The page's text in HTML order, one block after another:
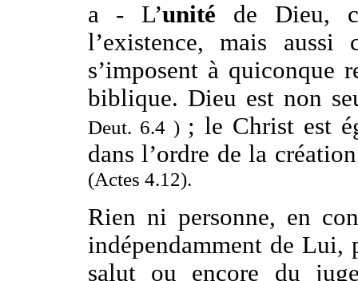
a - L’unité de Dieu,
l’existence, mais
s’imposent à quiconque
biblique. Dieu est non
Deut. 6.4 ) ; le Christ est
dans l’ordre de la
(Actes 4.12).
Rien ni personne, en
indépendamment de Lui,
salut ou encore du